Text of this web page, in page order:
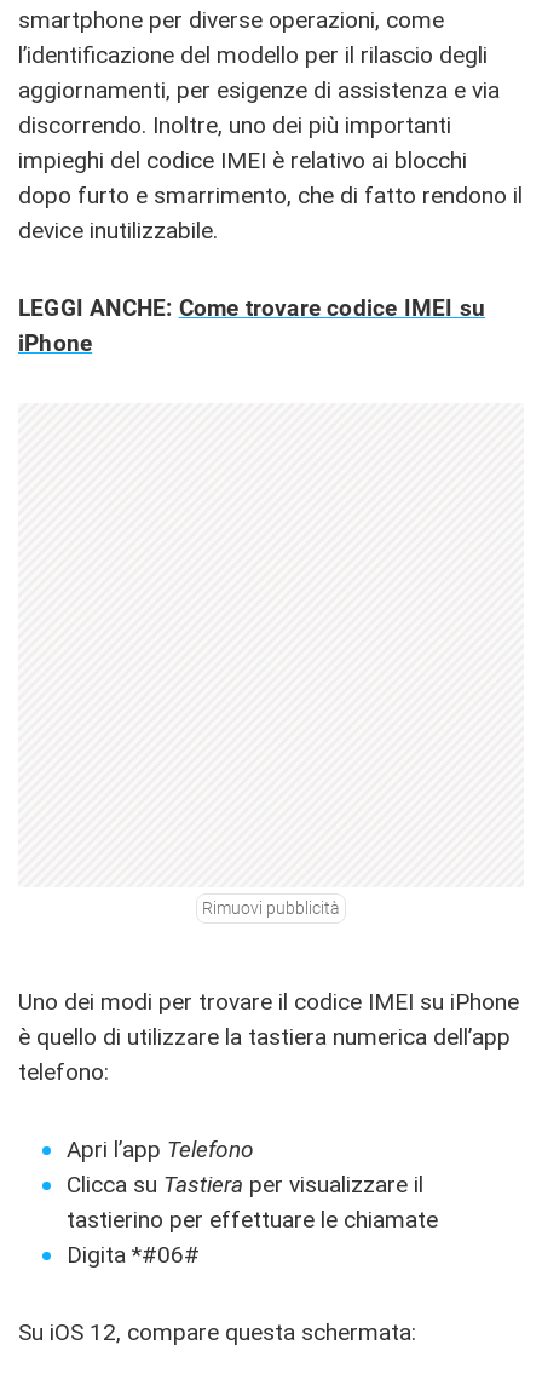
smartphone per diverse operazioni, come
l’identificazione del modello per il rilascio degli
aggiornamenti, per esigenze di assistenza e via
discorrendo. Inoltre, uno dei più importanti
impieghi del codice IMEI è relativo ai blocchi
dopo furto e smarrimento, che di fatto rendono il
device inutilizzabile.
LEGGI ANCHE: Come trovare codice IMEI su
iPhone
Rimuovi pubblicità
Uno dei modi per trovare il codice IMEI su iPhone
è quello di utilizzare la tastiera numerica dell’app
telefono:
Apri l’app Telefono
Clicca su Tastiera per visualizzare il
tastierino per effettuare le chiamate
Digita *#06#
Su iOS 12, compare questa schermata: